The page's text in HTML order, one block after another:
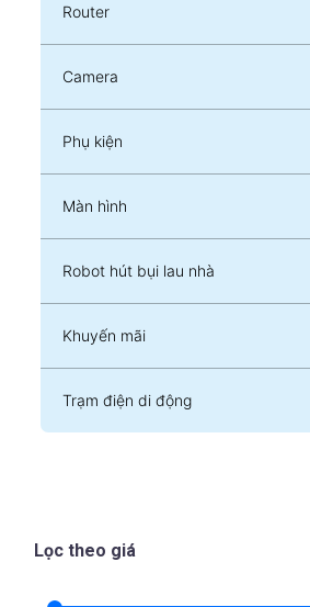
Router
Camera
Phụ kiện
Màn hình
Robot hút bụi lau nhà
Khuyến mãi
Trạm điện di động
Lọc theo giá